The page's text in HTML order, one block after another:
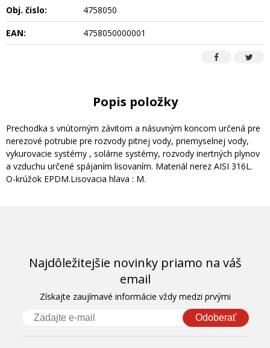
Obj. čislo:
4758050
EAN:
4758050000001
Popis položky
Prechodka s vnútorným závitom a násuvným koncom určená pre
nerezové potrubie pre rozvody pitnej vody, priemyselnej vody,
vykurovacie systémy , solárne systémy, rozvody inertných plynov
a vzduchu určené spájaním lisovaním. Materiál nerez AISI 316L.
O-krúžok EPDM.Lisovacia hlava : M.
Najdôležitejšie novinky priamo na váš
email
Získajte zaujímavé informácie vždy medzi prvými
Odoberať